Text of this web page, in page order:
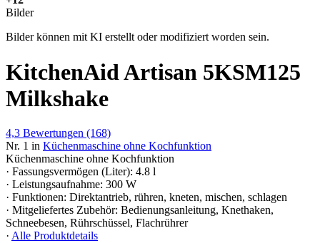
Bilder
Bilder können mit KI erstellt oder modifiziert worden sein.
KitchenAid Artisan 5KSM125
Milkshake
4,3 Bewertungen (168)
Nr. 1 in Küchenmaschine ohne Kochfunktion
Küchenmaschine ohne Kochfunktion
· Fassungsvermögen (Liter): 4.8 l
· Leistungsaufnahme: 300 W
· Funktionen: Direktantrieb, rühren, kneten, mischen, schlagen
· Mitgeliefertes Zubehör: Bedienungsanleitung, Knethaken,
Schneebesen, Rührschüssel, Flachrührer
· Alle Produktdetails